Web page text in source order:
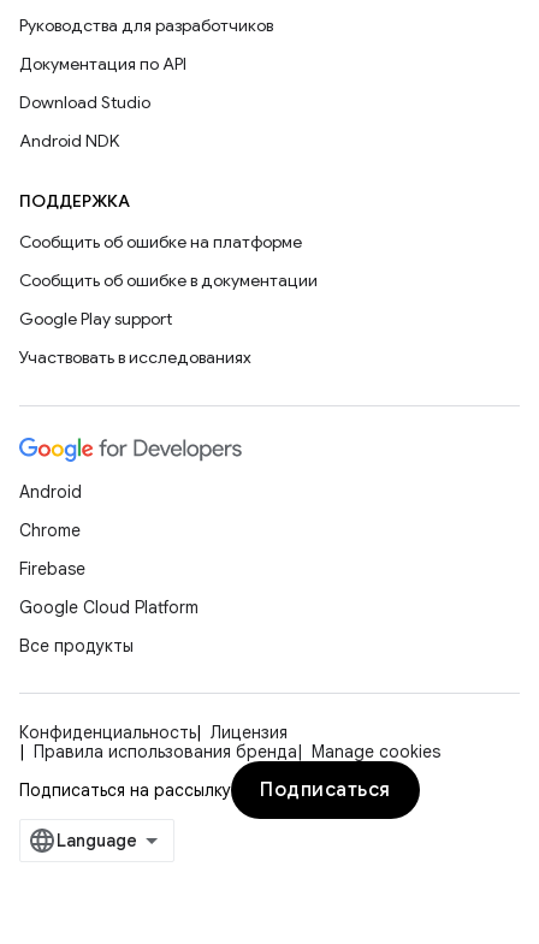
Руководства для разработчиков
Документация по API
Download Studio
Android NDK
ПОДДЕРЖКА
Сообщить об ошибке на платформе
Сообщить об ошибке в документации
Google Play support
Участвовать в исследованиях
Android
Chrome
Firebase
Google Cloud Platform
Все продукты
Конфиденциальность
Лицензия
Правила использования бренда
Manage cookies
Подписаться на рассылку
Подписаться